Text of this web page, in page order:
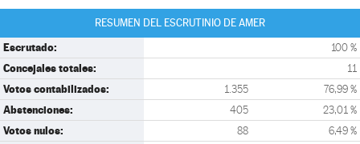
RESUMEN DEL ESCRUTINIO DE AMER
Escrutado: 100 %
Concejales totales: 11
Votos contabilizados: 1.355 76,99 %
Abstenciones: 405 23,01 %
Votos nulos: 88 6,49 %